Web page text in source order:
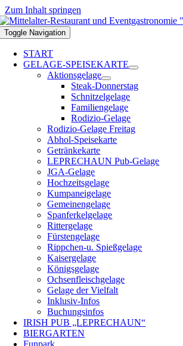
Zum Inhalt springen
Toggle Navigation
START
GELAGE-SPEISEKARTE
Aktionsgelage
Steak-Donnerstag
Schnitzelgelage
Familiengelage
Rodizio-Gelage
Rodizio-Gelage Freitag
Abhol-Speisekarte
Getränkekarte
LEPRECHAUN Pub-Gelage
JGA-Gelage
Hochzeitsgelage
Kumpaneigelage
Gemeinengelage
Spanferkelgelage
Rittergelage
Fürstengelage
Rippchen-u. Spießgelage
Kaisergelage
Königsgelage
Ochsenfleischgelage
Gelage der Vielfalt
Inklusiv-Infos
Buchungsinfos
IRISH PUB „LEPRECHAUN“
BIERGARTEN
Funpark